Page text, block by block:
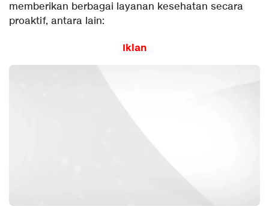
memberikan berbagai layanan kesehatan secara
proaktif, antara lain:
Iklan